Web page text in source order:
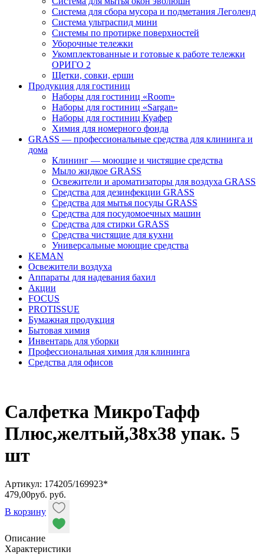
Система для сбора мусора и подметания Леголенд
Система ультраспид мини
Системы по протирке поверхностей
Уборочные тележки
Укомплектованные и готовые к работе тележки
ОРИГО 2
Щетки, совки, ерши
Продукция для гостиниц
Наборы для гостиниц «Room»
Наборы для гостиниц «Sargan»
Наборы для гостиниц Куафер
Химия для номерного фонда
GRASS — профессиональные средства для клининга и
дома
Клининг — моющие и чистящие средства
Мыло жидкое GRASS
Освежители и ароматизаторы для воздуха GRASS
Средства для дезинфекции GRASS
Средства для мытья посуды GRASS
Средства для посудомоечных машин
Средства для стирки GRASS
Средства чистящие для кухни
Универсальные моющие средства
KEMAN
Освежители воздуха
Аппараты для надевания бахил
Акции
FOCUS
PROTISSUE
Бумажная продукция
Бытовая химия
Инвентарь для уборки
Профессиональная химия для клининга
Средства для офисов
Салфетка МикроТафф
Плюс,желтый,38х38 упак. 5
шт
Артикул: 174205/169923*
479,00руб. руб.
В корзину
Описание
Характеристики